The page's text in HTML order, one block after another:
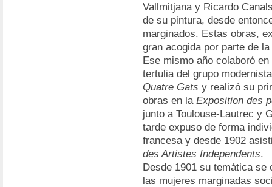
Vallmitjana y Ricardo
de su pintura, desde
marginados. Estas obras,
gran acogida por parte de
Ese mismo año colaboró
tertulia del grupo
Quatre Gats y realizó su
obras en la Exposition des
junto a Toulouse-Lautrec y
tarde expuso de forma
francesa y desde 1902
des Artistes Independents.
Desde 1901 su temática se
las mujeres marginadas